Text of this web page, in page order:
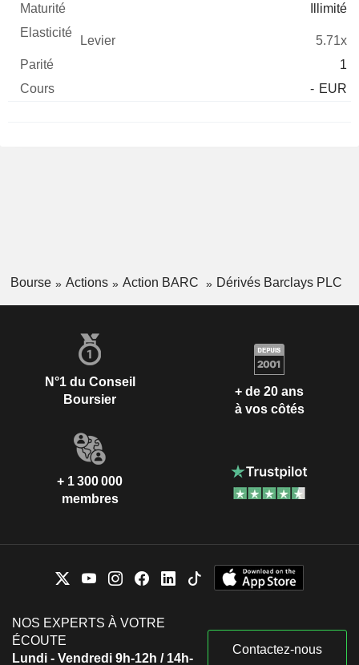
Illimité
5.71x
1
- EUR
Bourse Actions Action BARC Dérivés Barclays PLC
N°1 du Conseil
Boursier
+ de 20 ans
à vos côtés
+ 1 300 000
membres
NOS EXPERTS À VOTRE
ÉCOUTE
Lundi - Vendredi 9h-12h / 14h-
Contactez-nous